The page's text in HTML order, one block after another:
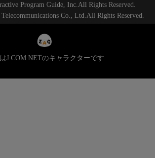
Program Guide, Inc.All Rights Reserved.
Co., Ltd.All Rights Reserved.
J:COM NETのキャラクターです